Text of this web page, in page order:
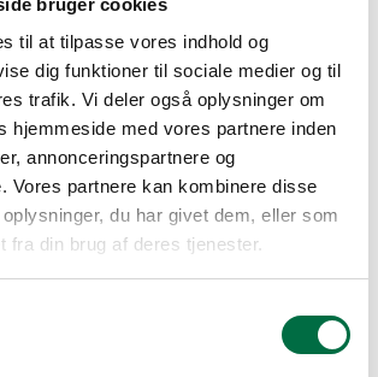
til at tilpasse vores indhold og
dig funktioner til sociale medier og til
trafik. Vi deler også oplysninger om
hjemmeside med vores partnere inden
annonceringspartnere og
Vores partnere kan kombinere disse
du har givet dem, eller som
fra din brug af deres tjenester.
vejledende*
vejledende*
du ikke kan få boligstøtte - tjek om du har